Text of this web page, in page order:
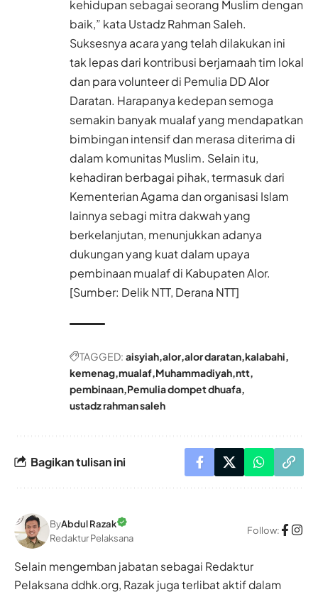
kehidupan sebagai seorang Muslim dengan
baik,” kata Ustadz Rahman Saleh.
Suksesnya acara yang telah dilakukan ini
tak lepas dari kontribusi berjamaah tim lokal
dan para volunteer di Pemulia DD Alor
Daratan. Harapanya kedepan semoga
semakin banyak mualaf yang mendapatkan
bimbingan intensif dan merasa diterima di
dalam komunitas Muslim. Selain itu,
kehadiran berbagai pihak, termasuk dari
Kementerian Agama dan organisasi Islam
lainnya sebagi mitra dakwah yang
berkelanjutan, menunjukkan adanya
dukungan yang kuat dalam upaya
pembinaan mualaf di Kabupaten Alor.
[Sumber: Delik NTT, Derana NTT]
TAGGED: aisyiah alor alor daratan kalabahi
kemenag mualaf Muhammadiyah ntt
pembinaan Pemulia dompet dhuafa
ustadz rahman saleh
Bagikan tulisan ini
ByAbdul Razak
Redaktur Pelaksana
Follow:
Selain mengemban jabatan sebagai Redaktur
Pelaksana ddhk.org, Razak juga terlibat aktif dalam